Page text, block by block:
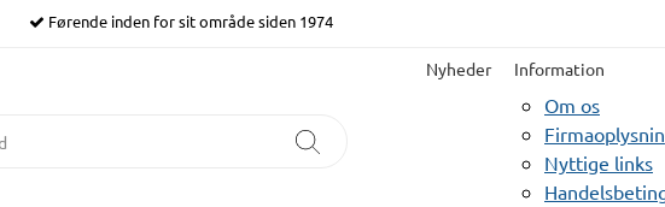
Førende inden for sit område siden 1974
Nyheder Information
Om os
Nyttige links